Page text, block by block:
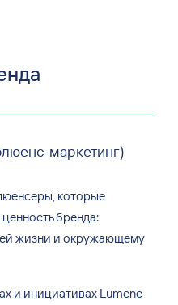
маркетинг)
которые
бренда:
жизни и окружающему
и инициативах Lumene